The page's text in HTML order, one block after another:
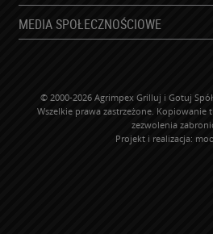
MEDIA SPOŁECZNOŚCIOWE
© 2000-2026 Agrimpex Grilluj i Gotuj
Wszelkie prawa zastrzeżone. Kopiowanie
zezwolenia
Projekt i realizacja: